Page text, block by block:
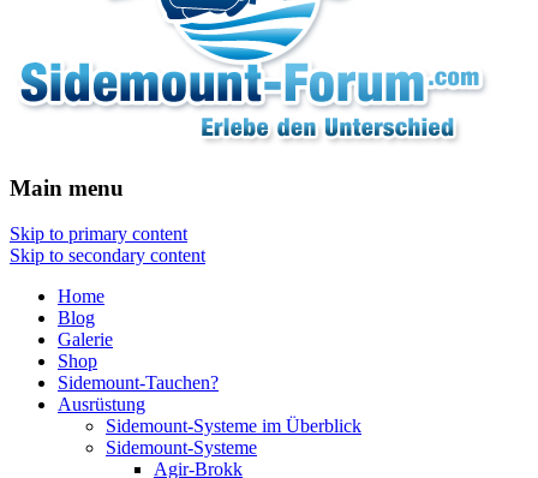
Main menu
Skip to primary content
Skip to secondary content
Home
Blog
Galerie
Shop
Sidemount-Tauchen?
Ausrüstung
Sidemount-Systeme im Überblick
Sidemount-Systeme
Agir-Brokk